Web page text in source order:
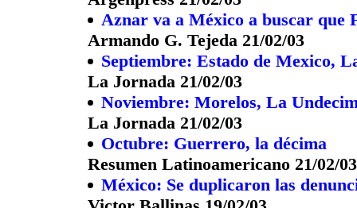
Aznar va a México a buscar que
Armando G. Tejeda 21/02/03
Septiembre: Estado de Mexico,
La Jornada 21/02/03
Noviembre: Morelos, La
La Jornada 21/02/03
Octubre: Guerrero, la décima
Resumen Latinoamericano 21/02/03
México: Se duplicaron las